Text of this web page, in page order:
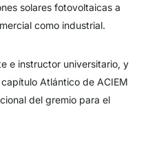
solares fotovoltaicas a
como industrial.
e instructor universitario, y
Atlántico de ACIEM
del gremio para el